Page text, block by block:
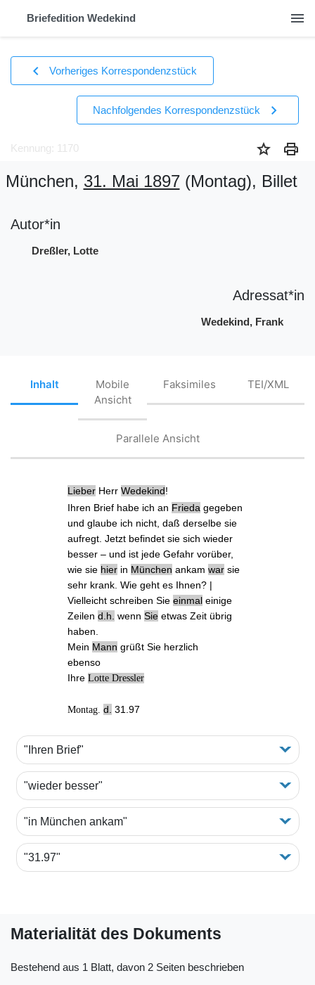
Briefedition Wedekind menu
chevron_left Vorheriges Korrespondenzstück
Nachfolgendes Korrespondenzstück chevron_right
Kennung: 1170 star print
München, 31. Mai 1897(Montag), Billet
Autor*in
Dreßler, Lotte
Adressat*in
Wedekind, Frank
Inhalt
Mobile
Ansicht
Faksimiles TEI/XML
Parallele Ansicht
Lieber HerrWedekind!
Ihren Brief habe ich an Frieda gegeben
und glaube ich nicht, daß derselbe sie
aufregt. Jetzt befindet sie sichwieder
besser – und ist jede Gefahr vorüber,
wie sie hier in München ankam war sie
sehr krank. Wie geht es Ihnen? |
Vielleicht schreiben Sieeinmal einige
Zeilend.h. wennSie etwas Zeit übrig
haben.
Mein Mann grüßt Sie herzlich
ebenso
IhreLotte Dressler
Montag. d. 31.97
"Ihren Brief"
"wieder besser"
"in München ankam"
"31.97"
Materialität des Dokuments
Bestehend aus 1 Blatt, davon 2 Seiten beschrieben